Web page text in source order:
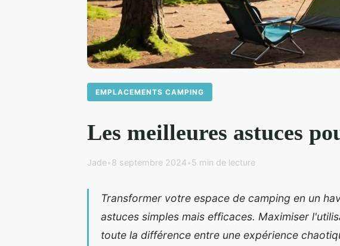
EMPLACEMENTS CAMPING
Les meilleures astuces
Jade•8 septembre 2024•5 min de lecture
Transformer votre espace de camping en un
astuces simples mais efficaces. Maximiser
toute la différence entre une expérience